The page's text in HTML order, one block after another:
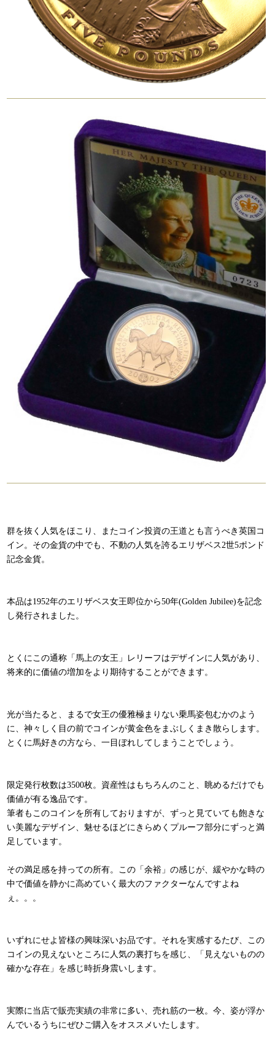
群を抜く人気をほこり、またコイン投資の王道とも言うべき英国コ
イン。その金貨の中でも、不動の人気を誇るエリザベス2世5ポンド
記念金貨。
本品は1952年のエリザベス女王即位から50年(Golden Jubilee)を記念
し発行されました。
とくにこの通称「馬上の女王」レリーフはデザインに人気があり、
将来的に価値の増加をより期待することができます。
光が当たると、まるで女王の優雅極まりない乗馬姿包むかのよう
に、神々しく目の前でコインが黄金色をまぶしくまき散らします。
とくに馬好きの方なら、一目ぼれしてしまうことでしょう。
限定発行枚数は3500枚。資産性はもちろんのこと、眺めるだけでも
価値が有る逸品です。
筆者もこのコインを所有しておりますが、ずっと見ていても飽きな
い美麗なデザイン、魅せるほどにきらめくプルーフ部分にずっと満
足しています。
その満足感を持っての所有。この「余裕」の感じが、緩やかな時の
中で価値を静かに高めていく最大のファクターなんですよね
ぇ。。。
いずれにせよ皆様の興味深いお品です。それを実感するたび、この
コインの見えないところに人気の裏打ちを感じ、「見えないものの
確かな存在」を感じ時折身震いします。
実際に当店で販売実績の非常に多い、売れ筋の一枚。今、姿が浮か
んでいるうちにぜひご購入をオススメいたします。